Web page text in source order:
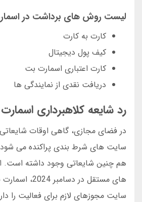
لیست روش های برداشت در
کارت به کارت
کیف پول دیجیتال
کارت اعتباری اسمارت بت
دریافت نقدی از نمایندگی ها
رد شایعه کلاهبرداری
در فضای مجازی، گاهی اوقات شایعاتی
سایت های شرط بندی پراکنده می
هم چنین شایعاتی وجود داشته است.
های مستقل در
سایت مجوزهای لازم برای فعالیت را